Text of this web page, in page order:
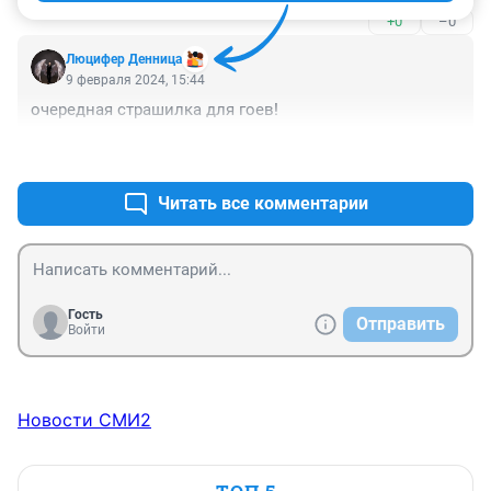
+0 –0
Люцифер Денница
9 февраля 2024, 15:44
очередная страшилка для гоев!
Читать все комментарии
Гость
Войти
Отправить
Новости СМИ2